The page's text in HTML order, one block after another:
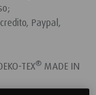
Paypal,
TEX® MADE IN